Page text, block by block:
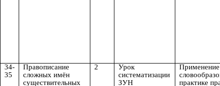
34-
35
Правописание
сложных имён
существительных
2
Урок
систематизации
ЗУН
практике